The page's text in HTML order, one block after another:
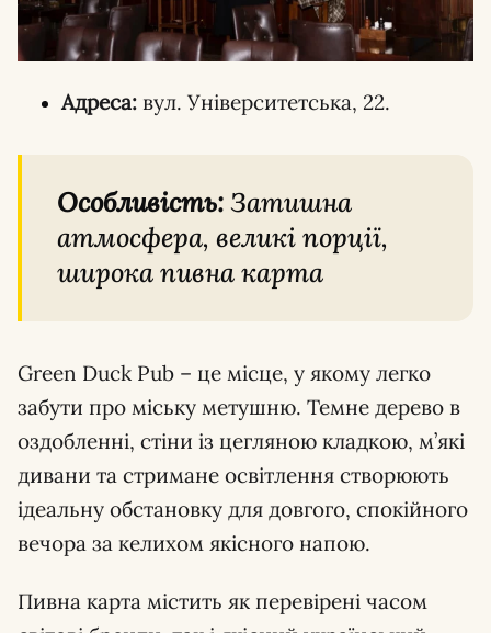
Адреса: вул. Університетська, 22.
Особливість:Затишна
атмосфера, великі порції,
широка пивна карта
Green Duck Pub – це місце, у якому легко
забути про міську метушню. Темне дерево в
оздобленні, стіни із цегляною кладкою, м’які
дивани та стримане освітлення створюють
ідеальну обстановку для довгого, спокійного
вечора за келихом якісного напою.
Пивна карта містить як перевірені часом